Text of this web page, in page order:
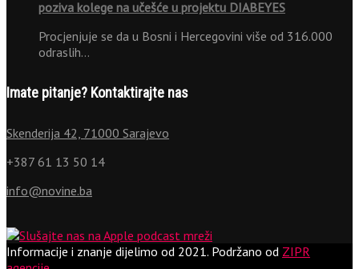
poziva kolege na učešće u projektu DIABEYES
Procjenjuje se da u Bosni i Hercegovini više od 316.000
odraslih…
Imate pitanje? Kontaktirajte nas
Skenderija 42, 71000 Sarajevo
+387 61 13 50 14
info@novine.ba
Informacije i znanje dijelimo od 2021. Podržano od ZIPR